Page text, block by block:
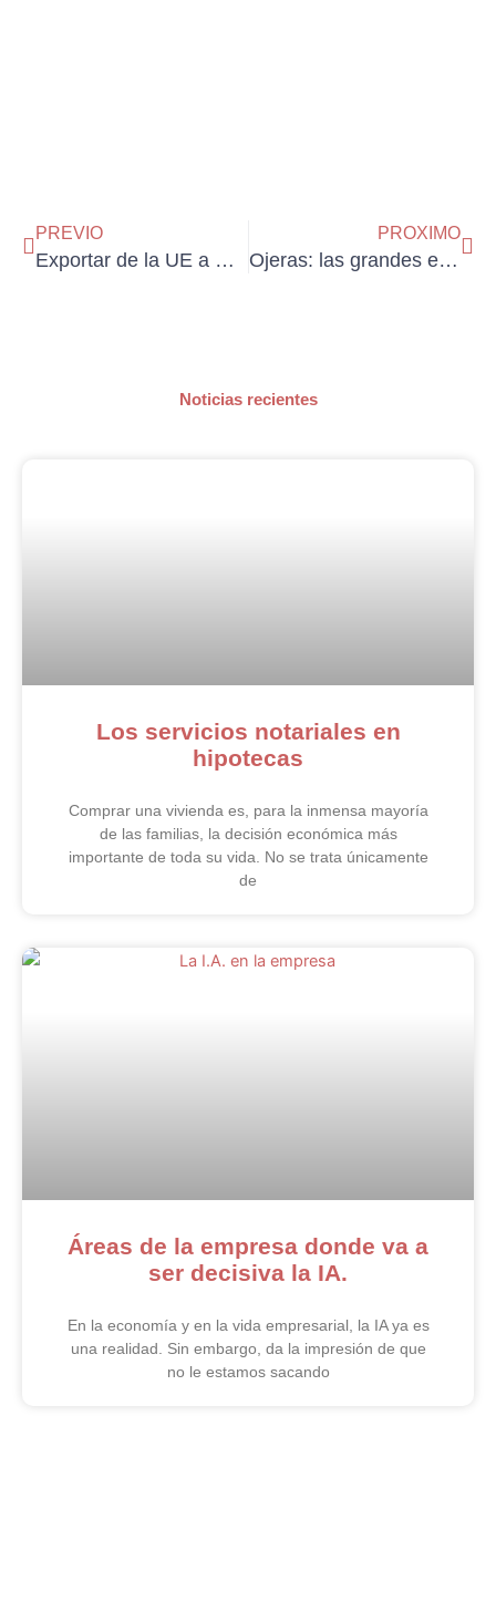
PREVIO
Exportar de la UE a EE. UU.: el despacho de aduanas de exportación explicado de forma sencilla y comprensible
PROXIMO
Ojeras: las grandes enemigas de nuestra belleza exterior
Noticias recientes
Los servicios notariales en
hipotecas
Comprar una vivienda es, para la inmensa mayoría
de las familias, la decisión económica más
importante de toda su vida. No se trata únicamente
de
Áreas de la empresa donde va a
ser decisiva la IA.
En la economía y en la vida empresarial, la IA ya es
una realidad. Sin embargo, da la impresión de que
no le estamos sacando